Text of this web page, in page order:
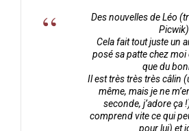
Des nouvelles de Léo
Picwik).
Cela fait tout juste un
posé sa patte chez moi
que du
Il est très très très câlin
même, mais je ne
seconde, j’adore ça
comprend vite ce qui
pour lui) et